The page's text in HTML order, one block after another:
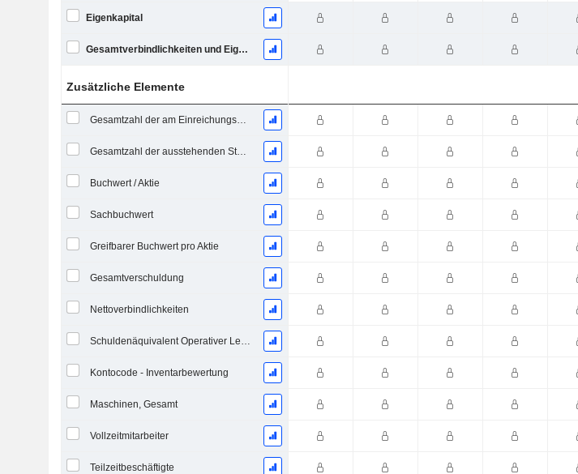
Eigenkapital
Gesamtverbindlichkeiten und Eigenkapital
Zusätzliche Elemente
Gesamtzahl der am Einreichungsdatum ausstehenden Aktien
Gesamtzahl der ausstehenden Stammaktien
Buchwert / Aktie
Sachbuchwert
Greifbarer Buchwert pro Aktie
Gesamtverschuldung
Nettoverbindlichkeiten
Schuldenäquivalent Operativer Leasingverträge
Kontocode - Inventarbewertung
Maschinen, Gesamt
Vollzeitmitarbeiter
Teilzeitbeschäftigte